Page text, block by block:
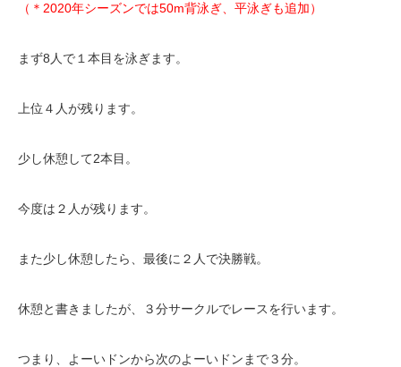
（＊2020年シーズンでは50m背泳ぎ、平泳ぎも追加）
まず8人で１本目を泳ぎます。
上位４人が残ります。
少し休憩して2本目。
今度は２人が残ります。
また少し休憩したら、最後に２人で決勝戦。
休憩と書きましたが、３分サークルでレースを行います。
つまり、よーいドンから次のよーいドンまで３分。